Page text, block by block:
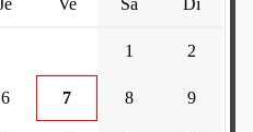
1 2
6 7 8 9